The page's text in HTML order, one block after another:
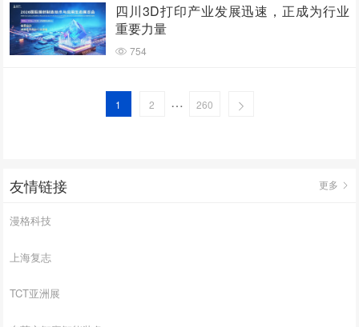
四川3D打印产业发展迅速，正成为行业
重要力量
754
1 2 … 260
友情链接 更多
漫格科技
上海复志
TCT亚洲展